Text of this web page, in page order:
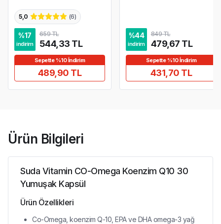
5,0 (6)
%17
indirim
659 TL
544,33 TL
Sepette %10 İndirim
489,90 TL
%44
indirim
849 TL
479,67 TL
Sepette %10 İndirim
431,70 TL
Ürün Bilgileri
Suda Vitamin CO-Omega Koenzim Q10 30
Yumuşak Kapsül
Ürün Özellikleri
Co-Omega, koenzim Q-10, EPA ve DHA omega-3 yağ